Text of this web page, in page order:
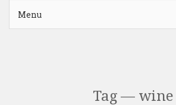
Tag — wine